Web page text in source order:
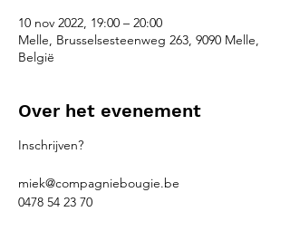
10 nov 2022, 19:00 – 20:00
Melle, Brusselsesteenweg 263, 9090 Melle,
België
Over het evenement
Inschrijven?
miek@compagniebougie.be
0478 54 23 70